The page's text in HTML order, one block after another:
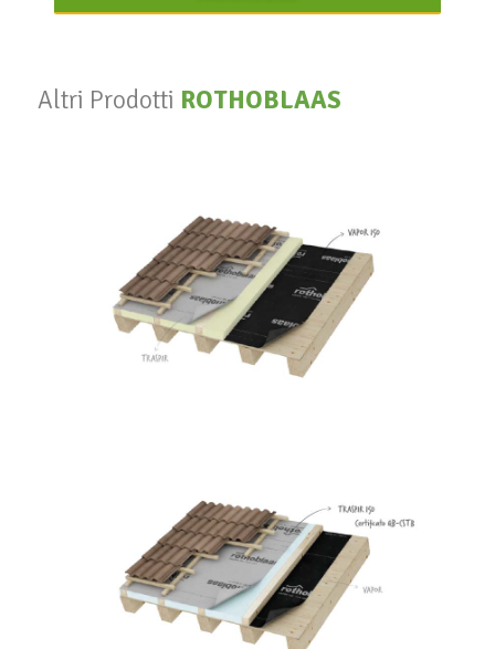
Altri Prodotti ROTHOBLAAS
Vapor 140
ROTHOBLAAS
Traspir 150
ROTHOBLAAS